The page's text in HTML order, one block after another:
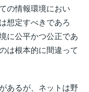
の情報環境におい
想定すべきであろ
に公平かつ公正であ
は根本的に間違って
あるが、ネットは野